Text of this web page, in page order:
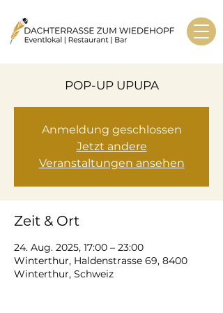
POP-UP UPUPA
Anmeldung geschlossen
Jetzt andere
Veranstaltungen ansehen
Zeit & Ort
24. Aug. 2025, 17:00 – 23:00
Winterthur, Haldenstrasse 69, 8400
Winterthur, Schweiz